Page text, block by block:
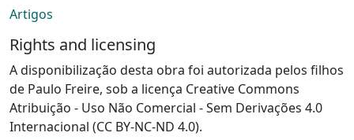
Artigos
Rights and licensing
A disponibilização desta obra foi autorizada pelos filhos
de Paulo Freire, sob a licença Creative Commons
Atribuição - Uso Não Comercial - Sem Derivações 4.0
Internacional (CC BY-NC-ND 4.0).